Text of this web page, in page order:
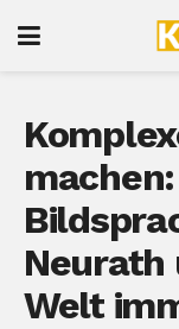
Neurath
Welt